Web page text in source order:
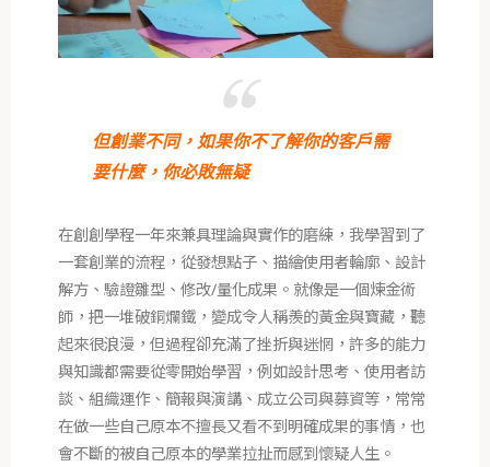
但創業不同，如果你不了解你的客戶需
要什麼，你必敗無疑
在創創學程一年來兼具理論與實作的磨練，我學習到了
一套創業的流程，從發想點子、描繪使用者輪廓、設計
解方、驗證雛型、修改/量化成果。就像是一個煉金術
師，把一堆破銅爛鐵，變成令人稱羨的黃金與寶藏，聽
起來很浪漫，但過程卻充滿了挫折與迷惘，許多的能力
與知識都需要從零開始學習，例如設計思考、使用者訪
談、組織運作、簡報與演講、成立公司與募資等，常常
在做一些自己原本不擅長又看不到明確成果的事情，也
會不斷的被自己原本的學業拉扯而感到懷疑人生。